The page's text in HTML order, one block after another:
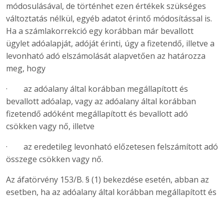
módosulásával, de történhet ezen értékek szükséges
változtatás nélkül, egyéb adatot érintő módosítással is.
Ha a számlakorrekció egy korábban már bevallott
ügylet adóalapját, adóját érinti, úgy a fizetendő, illetve a
levonható adó elszámolását alapvetően az határozza
meg, hogy
· az adóalany által korábban megállapított és
bevallott adóalap, vagy az adóalany által korábban
fizetendő adóként megállapított és bevallott adó
csökken vagy nő, illetve
· az eredetileg levonható előzetesen felszámított adó
összege csökken vagy nő.
Az áfatörvény 153/B. § (1) bekezdése esetén, abban az
esetben, ha az adóalany által korábban megállapított és